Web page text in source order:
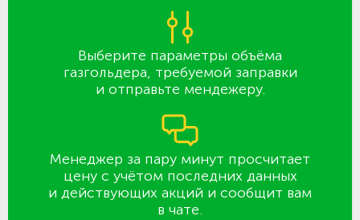
Выберите параметры объёма
газгольдера, требуемой заправки
и отправьте мендежеру.
Менеджер за пару минут просчитает
цену с учётом последних данных
и действующих акций и сообщит вам
в чате.